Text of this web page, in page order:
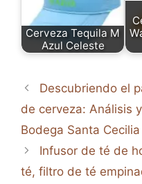
Cerveza Tequila M
Azul Celeste
Descubriendo el
de cerveza: Análisis
Bodega Santa Cecilia
Infusor de té de
té, filtro de té